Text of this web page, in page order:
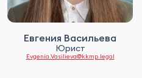
Евгения Васильева
Юрист
Evgenia.Vasilieva@kkmp.legal